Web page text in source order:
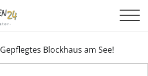
Gepflegtes Blockhaus am See!